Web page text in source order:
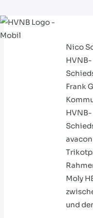
Zum
Inhalt
Nico
Frank
HVNB-
Moly
und